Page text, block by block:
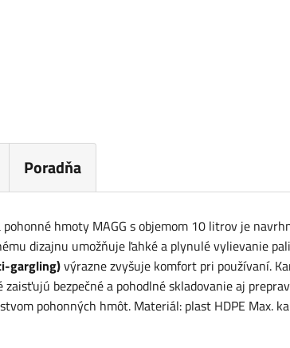
Poradňa
hmoty MAGG s objemom 10 litrov je
dizajnu umožňuje ľahké a plynulé vylievanie
gargling)výrazne zvyšuje komfort pri používaní.
zaisťujú bezpečné a pohodlné skladovanie aj
pohonných hmôt. Materiál: plast HDPE Max.